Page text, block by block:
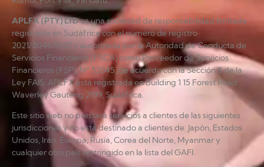
APLFX (PTY) LTDes una sociedad de responsabilidad limitada
registrada en Sudáfrica con el número de registro
2021/804619/07 y autorizada por la Autoridad de Conducta de
Servicios Financieros (FSCA) como Proveedor de Servicios
Financieros (FSP), Nº 52045, de acuerdo con la Sección 8 de la
Ley FAIS. APLFX está registrada en Building 1 15 Forest Road
Waverley Gauteng 2199, Sudáfrica.
Este sitio web no prestará servicios a clientes de las siguientes
jurisdicciones y no está destinado a clientes de: Japón, Estados
Unidos, Irán, Europa, Rusia, Corea del Norte, Myanmar y
cualquier otro país restringido en la lista del GAFI.